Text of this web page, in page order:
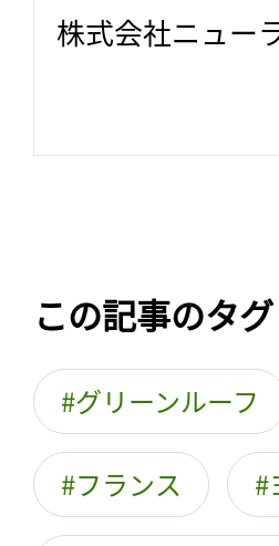
株式会社ニュー
この記事のタグ
グリーンルーフ
フランス